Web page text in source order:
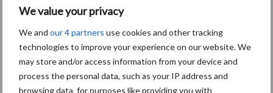
We value your privacy
We and our 4 partners use cookies and other tracking
technologies to improve your experience on our website. We
may store and/or access information from your device and
process the personal data, such as your IP address and
browsing data, for purposes like providing you with
steeds
hogere
partner
DanBred
Dan